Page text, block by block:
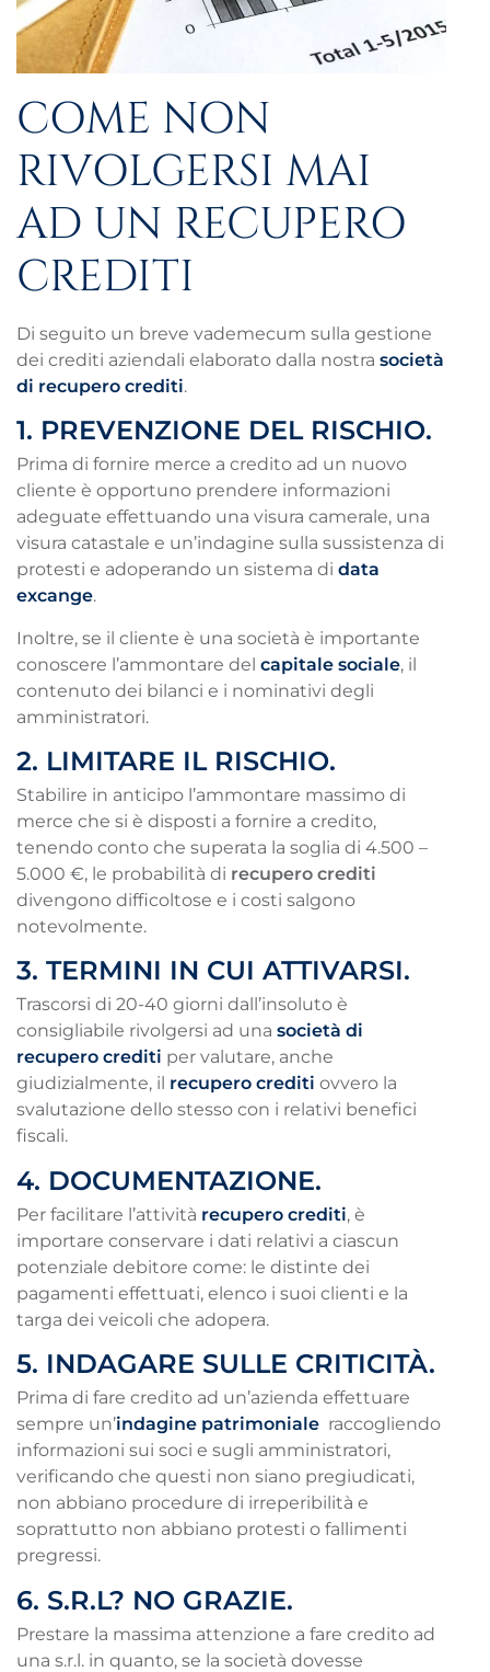
COME NON
RIVOLGERSI MAI
AD UN RECUPERO
CREDITI
Di seguito un breve vademecum sulla gestione
dei crediti aziendali elaborato dalla nostra società
di recupero crediti.
1. PREVENZIONE DEL RISCHIO.
Prima di fornire merce a credito ad un nuovo
cliente è opportuno prendere informazioni
adeguate effettuando una visura camerale, una
visura catastale e un’indagine sulla sussistenza di
protesti e adoperando un sistema di data
excange.
Inoltre, se il cliente è una società è importante
conoscere l’ammontare del capitale sociale, il
contenuto dei bilanci e i nominativi degli
amministratori.
2. LIMITARE IL RISCHIO.
Stabilire in anticipo l’ammontare massimo di
merce che si è disposti a fornire a credito,
tenendo conto che superata la soglia di 4.500 –
5.000 €, le probabilità di recupero crediti
divengono difficoltose e i costi salgono
notevolmente.
3. TERMINI IN CUI ATTIVARSI.
Trascorsi di 20-40 giorni dall’insoluto è
consigliabile rivolgersi ad una società di
recupero crediti per valutare, anche
giudizialmente, il recupero crediti ovvero la
svalutazione dello stesso con i relativi benefici
fiscali.
4. DOCUMENTAZIONE.
Per facilitare l’attività recupero crediti, è
importare conservare i dati relativi a ciascun
potenziale debitore come: le distinte dei
pagamenti effettuati, elenco i suoi clienti e la
targa dei veicoli che adopera.
5. INDAGARE SULLE CRITICITÀ.
Prima di fare credito ad un’azienda effettuare
sempre un’indagine patrimoniale raccogliendo
informazioni sui soci e sugli amministratori,
verificando che questi non siano pregiudicati,
non abbiano procedure di irreperibilità e
soprattutto non abbiano protesti o fallimenti
pregressi.
6. S.R.L? NO GRAZIE.
Prestare la massima attenzione a fare credito ad
una s.r.l. in quanto, se la società dovesse